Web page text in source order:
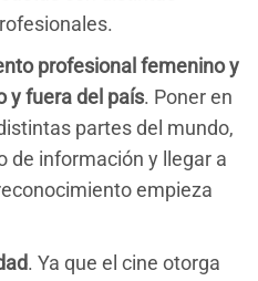
profesional femenino y
y fuera del país. Poner en
partes del mundo,
de información y llegar a
empieza
. Ya que el cine otorga